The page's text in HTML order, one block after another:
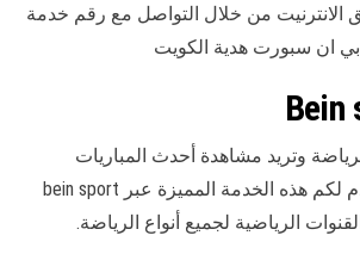
الانترنيت من خلال التواصل مع رقم خدمة
بي ان سبورت هدية الكويت
وتريد مشاهدة أحدث المباريات
والسباقات؟ نحن نقدم لكم هذه الخدمة المميزة عبر bein sport
الرياضية لجميع أنواع الرياضة.